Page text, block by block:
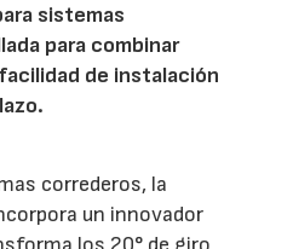
sistemas
para combinar
de instalación
correderos, la
un innovador